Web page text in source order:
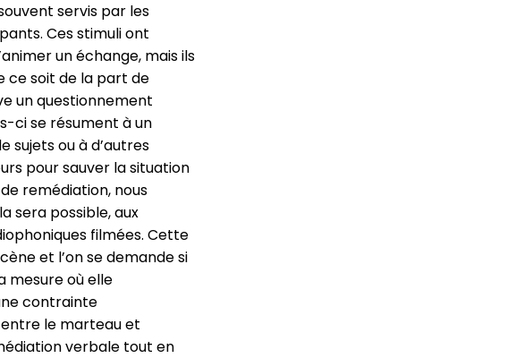
servis par les
Ces stimuli ont
un échange, mais ils
ce soit de la part de
un questionnement
ci se résument à un
sujets ou à d’autres
pour sauver la situation
remédiation, nous
sera possible, aux
filmées. Cette
et l’on se demande si
mesure où elle
contrainte
le marteau et
verbale tout en